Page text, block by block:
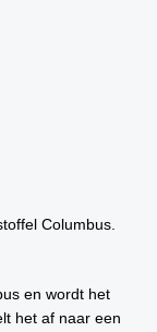
Columbus.
en wordt het
het af naar een